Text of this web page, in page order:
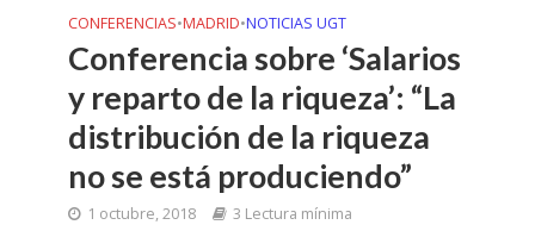
CONFERENCIAS•MADRID•NOTICIAS UGT
Conferencia sobre ‘Salarios
y reparto de la riqueza’: “La
distribución de la riqueza
no se está produciendo”
1 octubre, 2018 3 Lectura mínima